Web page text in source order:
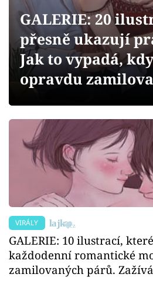
Videa
Sledujte prima+
Sledujte nás
GALERIE: 20
přesně ukazují
Jak to vypadá,
opravdu
VIRÁLY
GALERIE: 10 ilustrací,
každodenní romantické
zamilovaných párů.